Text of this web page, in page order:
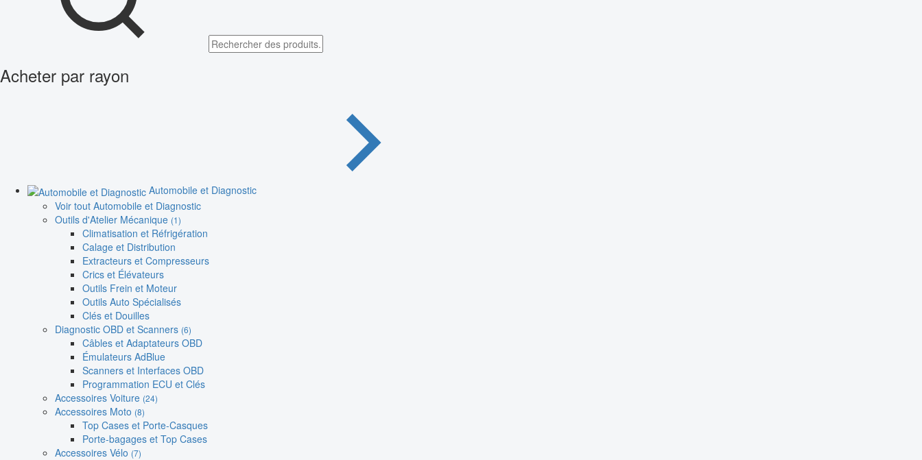
Acheter par rayon
Automobile et Diagnostic
Voir tout Automobile et Diagnostic
Outils d'Atelier Mécanique (1)
Climatisation et Réfrigération
Calage et Distribution
Extracteurs et Compresseurs
Crics et Élévateurs
Outils Frein et Moteur
Outils Auto Spécialisés
Clés et Douilles
Diagnostic OBD et Scanners (6)
Câbles et Adaptateurs OBD
Émulateurs AdBlue
Scanners et Interfaces OBD
Programmation ECU et Clés
Accessoires Voiture (24)
Accessoires Moto (8)
Top Cases et Porte-Casques
Porte-bagages et Top Cases
Accessoires Vélo (7)